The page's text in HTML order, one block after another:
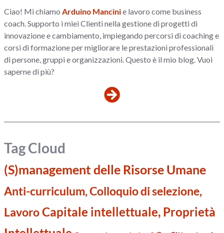
Ciao! Mi chiamoArduino Mancinie lavoro come business
coach. Supporto i miei Clienti nella gestione di progetti di
innovazione e cambiamento, impiegando percorsi di coaching e
corsi di formazione per migliorare le prestazioni professionali
di persone, gruppi e organizzazioni. Questo è il mio blog. Vuoi
saperne di più?
Tag Cloud
(S)management delle Risorse Umane
Anti-curriculum, Colloquio di selezione,
LavoroCapitale intellettuale, Proprietà